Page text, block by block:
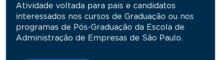
Atividade voltada para pais e candidatos
interessados nos cursos de Graduação ou nos
programas de Pós-Graduação da Escola de
Administração de Empresas de São Paulo.